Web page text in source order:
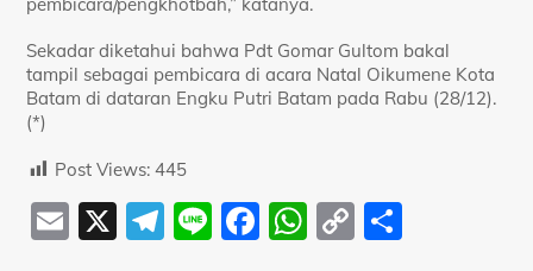
Sekadar diketahui bahwa Pdt Gomar Gultom bakal
tampil sebagai pembicara di acara Natal Oikumene Kota
Batam di dataran Engku Putri Batam pada Rabu (28/12).
(*)
Post Views: 445
E
X
T
Li F
W C